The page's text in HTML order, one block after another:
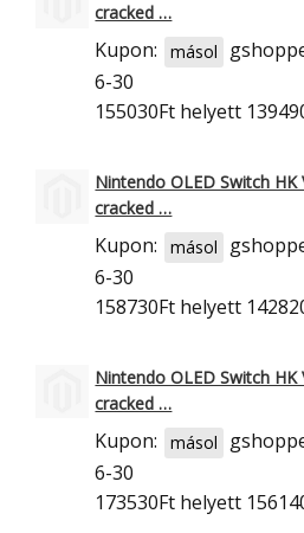
cracked …
Kupon: másol
6-30
155030Ft helyett
Nintendo OLED Switch
cracked …
Kupon: másol
6-30
158730Ft helyett
Nintendo OLED Switch
cracked …
Kupon: másol
6-30
173530Ft helyett